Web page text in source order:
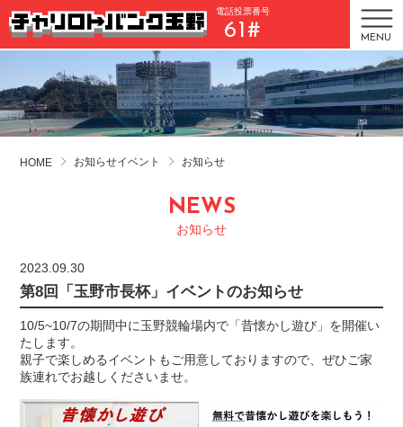
電話投票番号
61# MENU
HOME お知らせイベント お知らせ
NEWS
お知らせ
2023.09.30
第8回「玉野市長杯」イベントのお知らせ
10/5~10/7の期間中に玉野競輪場内で「昔懐かし遊び」を開催い
たします。
親子で楽しめるイベントもご用意しておりますので、ぜひご家
族連れでお越しくださいませ。